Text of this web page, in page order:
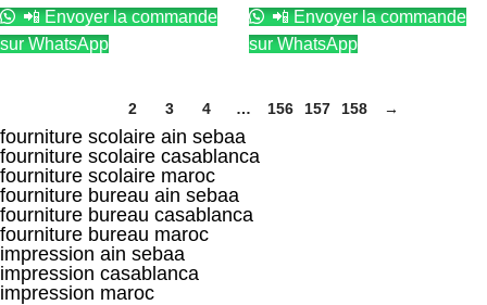
📲 Envoyer la commande
sur WhatsApp
📲 Envoyer la commande
sur WhatsApp
2 3 4 … 156 157 158 →
fourniture scolaire ain sebaa
fourniture scolaire casablanca
fourniture scolaire maroc
fourniture bureau ain sebaa
fourniture bureau casablanca
fourniture bureau maroc
impression ain sebaa
impression casablanca
impression maroc